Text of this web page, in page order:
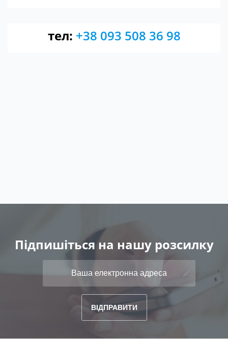
тел: +38 093 508 36 98
Підпишіться на нашу розсилку